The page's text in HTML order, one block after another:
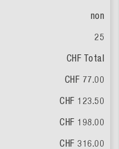
non
25
CHF Total
CHF 77.00
CHF 123.50
CHF 198.00
CHF 316.00